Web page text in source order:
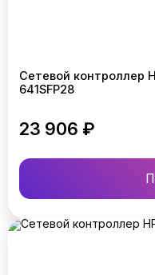
Сетевой контроллер
641SFP28
23 906 ₽